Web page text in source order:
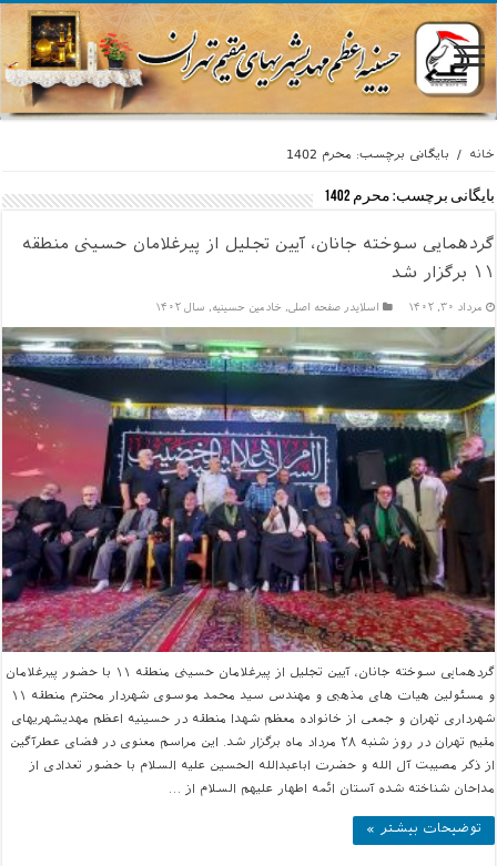
خانه / بایگانی برچسب: محرم 1402
بایگانی برچسب: محرم 1402
گردهمایی سوخته جانان، آیین تجلیل از پیرغلامان حسینی منطقه
۱۱ برگزار شد
مرداد ۳۰, ۱۴۰۲ اسلایدر صفحه اصلی,خادمين حسينيه, سال ۱۴۰۲
گردهمایی سوخته جانان، آیین تجلیل از پیرغلامان حسینی منطقه ۱۱ با حضور پیرغلامان
و مسئولین هیات های مذهبی و مهندس سید محمد موسوی شهردار محترم منطقه ۱۱
شهرداری تهران و جمعی از خانواده معظم شهدا منطقه در حسینیه اعظم مهدیشهریهای
مقیم تهران در روز شنبه ۲۸ مرداد ماه برگزار شد. این مراسم معنوی در فضای عطرآگین
از ذکر مصیبت آل الله و حضرت اباعبدالله الحسین علیه السلام با حضور تعدادی از
مداحان شناخته شده آستان ائمه اطهار علیهم السلام از …
توضیحات بیشتر »